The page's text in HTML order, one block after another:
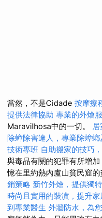
當然，不是Cidade 按摩療
提供法律協助 專業的外燴
Maravilhosa中的一切。
除蟑除害達人，專業除蟑
技術專班 自助搬家的技巧
與毒品有關的犯罪有所增
憶在里約熱內盧山貧民窟的
銷策略 新竹外燴，提供獨
時尚且實用的裝潢，提升家
到專業醫生 外牆防水，為